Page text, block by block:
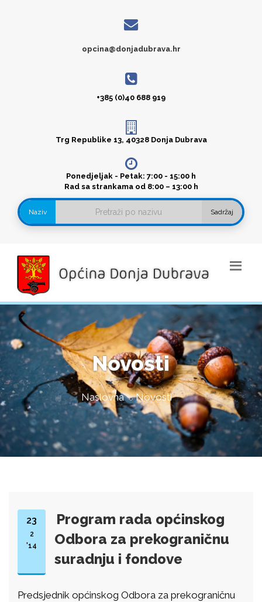
opcina@donjadubrava.hr
+385 (0)40 688 919
Trg Republike 13, 40328 Donja Dubrava
Ponedjeljak - Petak: 7:00 - 15:00 h
Rad sa strankama od 8:00 – 13:00 h
Naziv Sadržaj
Novosti
Naslovna Novosti
23
2
'14
Program rada općinskog
Odbora za prekograničnu
suradnju i fondove
Predsjednik općinskog Odbora za prekograničnu